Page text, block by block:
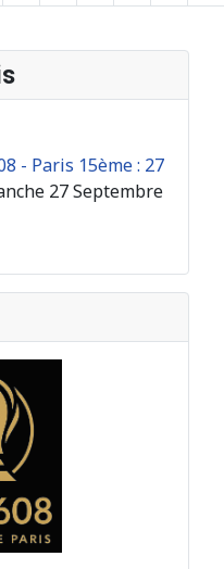
- Paris 15ème : 27
27 Septembre